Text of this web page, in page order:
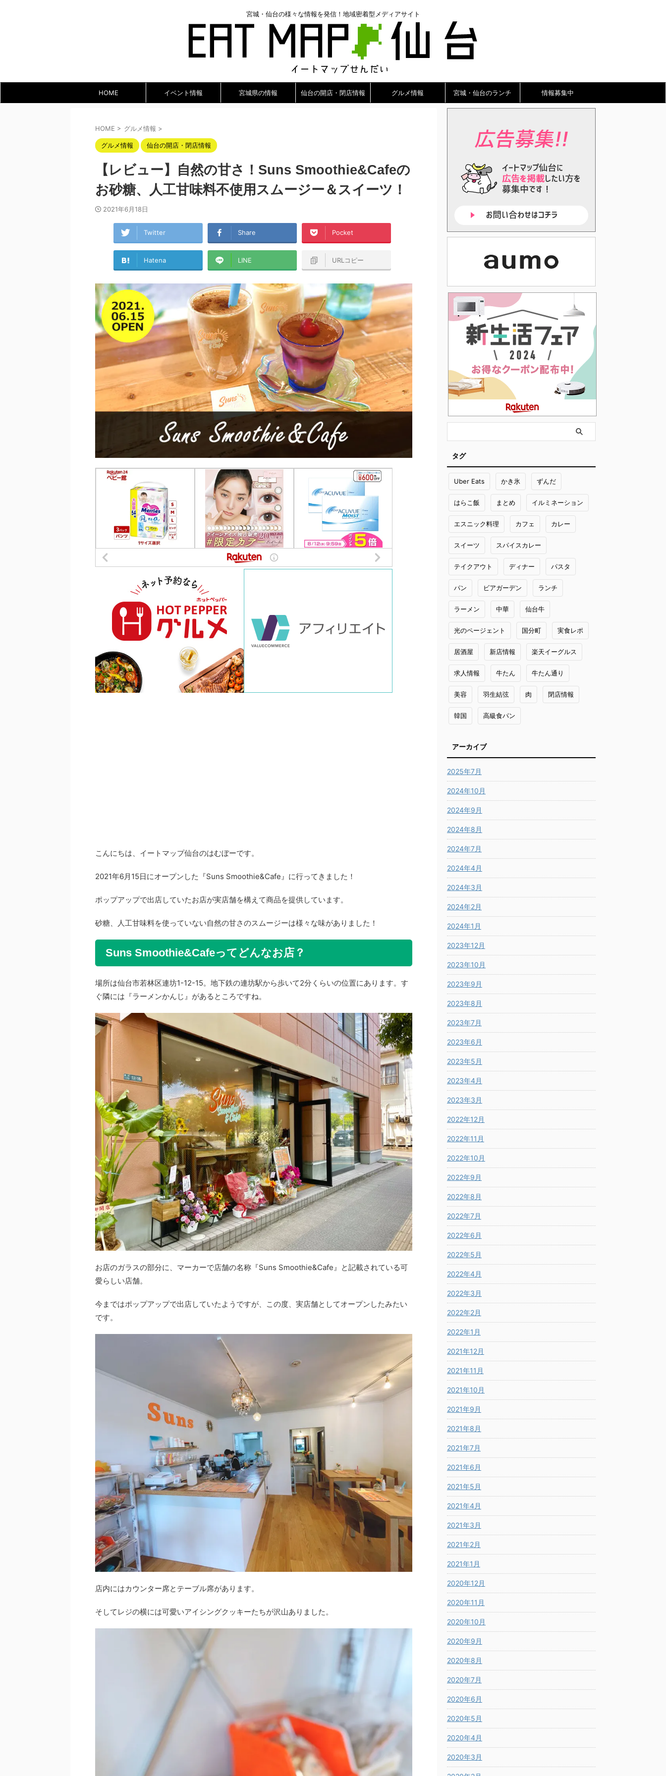
宮城・仙台の様々な情報を発信！地域密着型メディアサイト
HOME イベント情報 宮城県の情報 仙台の開店・閉店情報 グルメ情報 宮城・仙台のランチ 情報募集中
HOME > グルメ情報 >
グルメ情報 仙台の開店・閉店情報
【レビュー】自然の甘さ！Suns Smoothie&Cafeの
お砂糖、人工甘味料不使用スムージー＆スイーツ！
2021年6月18日
Twitter Share Pocket
Hatena LINE URLコピー
こんにちは、イートマップ仙台のはむぼーです。
2021年6月15日にオープンした『Suns Smoothie&Cafe』に行ってきました！
ポップアップで出店していたお店が実店舗を構えて商品を提供しています。
砂糖、人工甘味料を使っていない自然の甘さのスムージーは様々な味がありました！
Suns Smoothie&Cafeってどんなお店？
場所は仙台市若林区連坊1-12-15。地下鉄の連坊駅から歩いて2分くらいの位置にあります。す
ぐ隣には『ラーメンかんじ』があるところですね。
お店のガラスの部分に、マーカーで店舗の名称『Suns Smoothie&Cafe』と記載されている可
愛らしい店舗。
今まではポップアップで出店していたようですが、この度、実店舗としてオープンしたみたい
です。
店内にはカウンター席とテーブル席があります。
そしてレジの横には可愛いアイシングクッキーたちが沢山ありました。
タグ
Uber Eats かき氷 ずんだ
はらこ飯 まとめ イルミネーション
エスニック料理 カフェ カレー
スイーツ スパイスカレー
テイクアウト ディナー パスタ
パン ビアガーデン ランチ
ラーメン 中華 仙台牛
光のページェント 国分町 実食レポ
居酒屋 新店情報 楽天イーグルス
求人情報 牛たん 牛たん通り
美容 羽生結弦 肉 閉店情報
韓国 高級食パン
アーカイブ
2025年7月
2024年10月
2024年9月
2024年8月
2024年7月
2024年4月
2024年3月
2024年2月
2024年1月
2023年12月
2023年10月
2023年9月
2023年8月
2023年7月
2023年6月
2023年5月
2023年4月
2023年3月
2022年12月
2022年11月
2022年10月
2022年9月
2022年8月
2022年7月
2022年6月
2022年5月
2022年4月
2022年3月
2022年2月
2022年1月
2021年12月
2021年11月
2021年10月
2021年9月
2021年8月
2021年7月
2021年6月
2021年5月
2021年4月
2021年3月
2021年2月
2021年1月
2020年12月
2020年11月
2020年10月
2020年9月
2020年8月
2020年7月
2020年6月
2020年5月
2020年4月
2020年3月